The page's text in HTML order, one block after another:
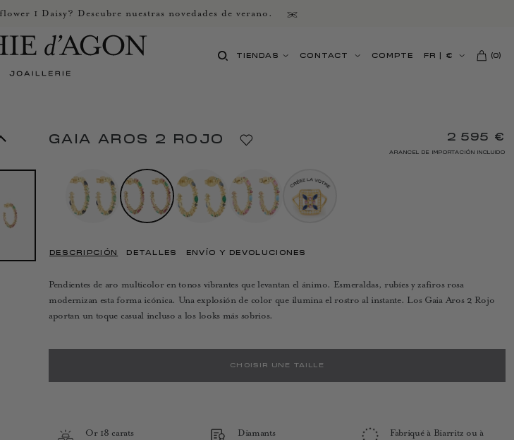
1 Daisy? Descubre nuestras novedades de verano.
TIENDAS CONTACT COMPTE FR € (0)
GAIA AROS 2 ROJO 2 595 €
ARANCEL DE IMPORTACIÓN INCLUIDO
DESCRIPCIÓN DETALLES ENVÍO Y DEVOLUCIONES
Pendientes de aro multicolor en tonos vibrantes que levantan el ánimo. Esmeraldas, rubíes y zafiros rosa
modernizan esta forma icónica. Una explosión de color que ilumina el rostro al instante. Los Gaia Aros 2 Rojo
aportan un toque casual incluso a los looks más sobrios.
CHOISIR UNE TAILLE
Or 18 carats
Diamants
Fabriqué à Biarritz ou à